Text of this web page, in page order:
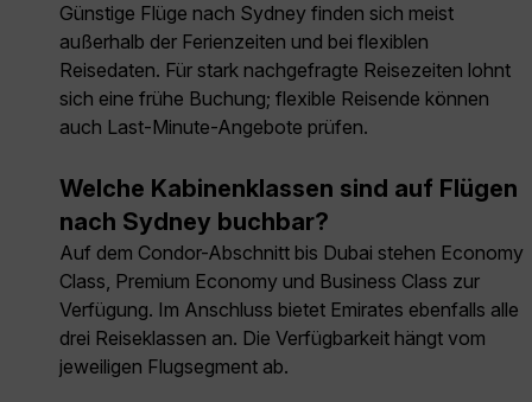
Günstige Flüge nach Sydney finden sich meist
außerhalb der Ferienzeiten und bei flexiblen
Reisedaten. Für stark nachgefragte Reisezeiten lohnt
sich eine frühe Buchung; flexible Reisende können
auch Last-Minute-Angebote prüfen.
Welche Kabinenklassen sind auf Flügen
nach Sydney buchbar?
Auf dem Condor-Abschnitt bis Dubai stehen Economy
Class, Premium Economy und Business Class zur
Verfügung. Im Anschluss bietet Emirates ebenfalls alle
drei Reiseklassen an. Die Verfügbarkeit hängt vom
jeweiligen Flugsegment ab.